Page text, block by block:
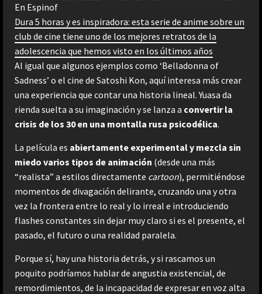
En Espinof
Dura 5 horas y es inspiradora: esta serie de anime sobre un
club de cine tiene uno de los mejores retratos de la
adolescencia que hemos visto en los últimos años
Al igual que algunos ejemplos como ‘Belladonna of
Sadness’ o el cine de Satoshi Kon, aquí interesa más crear
una experiencia que contar una historia lineal. Yuasa da
rienda suelta a su imaginación y se lanza a convertir la
crisis de los 30 en una montalla rusa psicodélica.
La película es abiertamente experimental y mezcla sin
miedo varios tipos de animación (desde una más
“realista” a estilos directamente cartoon), permitiéndose
momentos de divagación delirante, cruzando una y otra
vez la frontera entre lo real y lo irreal e introduciendo
flashes constantes sin dejar muy claro si es el presente, el
pasado, el futuro o una realidad paralela.
Porque sí, hay una historia detrás, y si rascamos un
poquito podríamos hablar de angustia existencial, de
remordimientos, de la incapacidad de expresar en voz alta